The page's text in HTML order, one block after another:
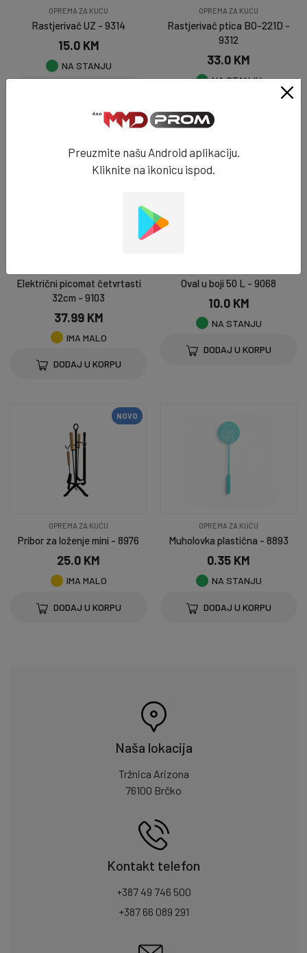
OPREMA ZA KUĆU
Rastjerivač UZ - 9314
15.0 KM
NA STANJU
OPREMA ZA KUĆU
Rastjerivač ptica BO-221D -
9312
33.0 KM
NA STANJU
NOVO
Električni picomat četvrtasti
32cm - 9103
37.99 KM
IMA MALO
DODAJ U KORPU
Oval u boji 50 L - 9068
10.0 KM
NA STANJU
DODAJ U KORPU
NOVO
OPREMA ZA KUĆU
Pribor za loženje mini - 8976
25.0 KM
IMA MALO
DODAJ U KORPU
OPREMA ZA KUĆU
Muholovka plastična - 8893
0.35 KM
NA STANJU
DODAJ U KORPU
Naša lokacija
Tržnica Arizona
76100 Brčko
Kontakt telefon
+387 49 746 500
+387 66 089 291
Preuzmite našu Android aplikaciju.
Kliknite na ikonicu ispod.